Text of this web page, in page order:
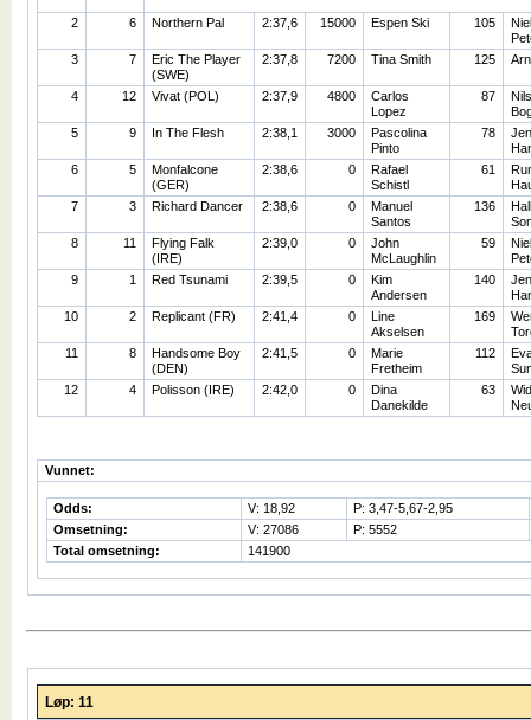
2 6 Northern Pal 2:37,6 15000 Espen Ski 105
3
7
Eric The Player
(SWE)
2:37,8 7200 Tina Smith 125
4 12 Vivat (POL) 2:37,9 4800
Carlos
Lopez
87
5
9 In The Flesh 2:38,1 3000
Pascolina
Pinto
78
6
5
Monfalcone
(GER)
2:38,6 0
Rafael
Schistl
61
7
3 Richard Dancer 2:38,6 0
Manuel
Santos
136
8
11
Flying Falk
(IRE)
2:39,0 0
John
McLaughlin
59
9
1 Red Tsunami 2:39,5 0
Kim
Andersen
140
10
2 Replicant (FR) 2:41,4 0
Line
Akselsen
169
11
8
Handsome Boy
(DEN)
2:41,5 0
Marie
Fretheim
112
12
4 Polisson (IRE) 2:42,0 0
Dina
Danekilde
63
Vunnet:
Odds: V: 18,92
P: 3,47-5,67-2,95
Omsetning:
V: 27086
P: 5552
Total omsetning:
141900
Løp: 11